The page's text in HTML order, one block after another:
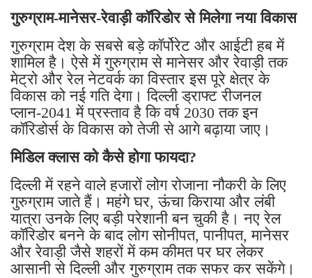
गुरुग्राम-मानेसर-रेवाड़ी कॉरिडोर से मिलेगा नया विकास
गुरुग्राम देश के सबसे बड़े कॉर्पोरेट और आईटी हब में
शामिल है। ऐसे में गुरुग्राम से मानेसर और रेवाड़ी तक
मेट्रो और रेल नेटवर्क का विस्तार इस पूरे क्षेत्र के
विकास को नई गति देगा। दिल्ली ड्राफ्ट रीजनल
प्लान-2041 में प्रस्ताव है कि वर्ष 2030 तक इन
कॉरिडोर्स के विकास को तेजी से आगे बढ़ाया जाए।
मिडिल क्लास को कैसे होगा फायदा?
दिल्ली में रहने वाले हजारों लोग रोजाना नौकरी के लिए
गुरुग्राम जाते हैं। महंगे घर, ऊंचा किराया और लंबी
यात्रा उनके लिए बड़ी परेशानी बन चुकी है। नए रेल
कॉरिडोर बनने के बाद लोग सोनीपत, पानीपत, मानेसर
और रेवाड़ी जैसे शहरों में कम कीमत पर घर लेकर
आसानी से दिल्ली और गुरुग्राम तक सफर कर सकेंगे।